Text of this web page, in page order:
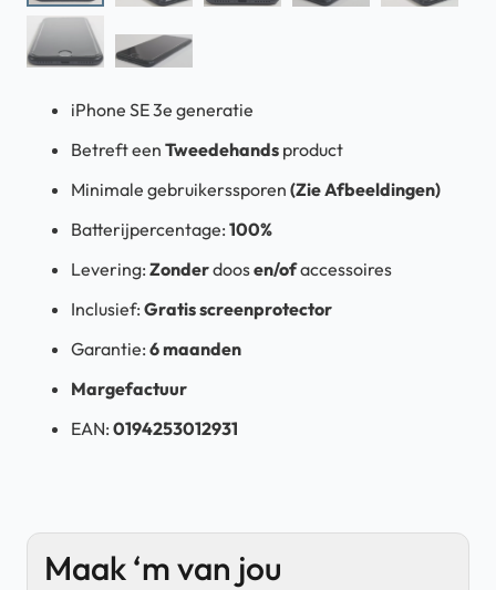
iPhone SE 3e generatie
Betreft een Tweedehands product
Minimale gebruikerssporen (Zie Afbeeldingen)
Batterijpercentage: 100%
Levering: Zonderdoosen/ofaccessoires
Inclusief: Gratis screenprotector
Garantie: 6 maanden
Margefactuur
EAN: 0194253012931
Maak ‘m van jou